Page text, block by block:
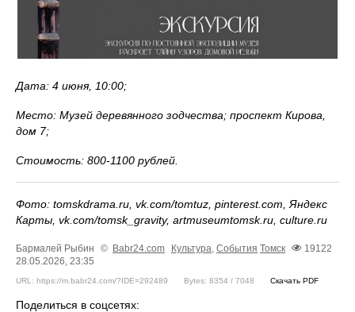
Дата: 4 июня, 10:00;
Место: Музей деревянного зодчества; проспект Кирова,
дом 7;
Стоимость: 800-1100 рублей.
Фото: tomskdrama.ru, vk.com/tomtuz, pinterest.com, Яндекс
Карты, vk.com/tomsk_gravity, artmuseumtomsk.ru, culture.ru
Бармалей Рыбин © Babr24.com Культура, События Томск
19122
28.05.2026, 23:35
URL: https://m.babr24.com/?IDE=292489 Bytes: 8354 / 7048 Скачать PDF
Поделиться в соцсетях: